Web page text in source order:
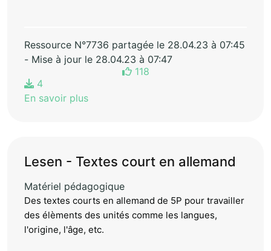
Ressource N°7736 partagée le 28.04.23 à 07:45
- Mise à jour le 28.04.23 à 07:47
118
4
En savoir plus
Lesen - Textes court en allemand
Matériel pédagogique
Des textes courts en allemand de 5P pour travailler
des élèments des unités comme les langues,
l'origine, l'âge, etc.